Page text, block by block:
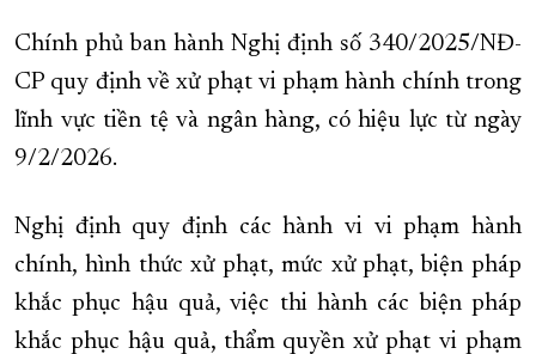
Chính phủ ban hành Nghị định số 340/2025/NĐ-
CP quy định về xử phạt vi phạm hành chính trong
lĩnh vực tiền tệ và ngân hàng, có hiệu lực từ ngày
9/2/2026.
Nghị định quy định các hành vi vi phạm hành
chính, hình thức xử phạt, mức xử phạt, biện pháp
khắc phục hậu quả, việc thi hành các biện pháp
khắc phục hậu quả, thẩm quyền xử phạt vi phạm